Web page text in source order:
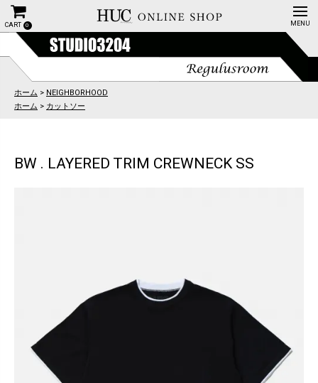
CART 0
ホーム > NEIGHBORHOOD
ホーム > カットソー
BW . LAYERED TRIM CREWNECK SS